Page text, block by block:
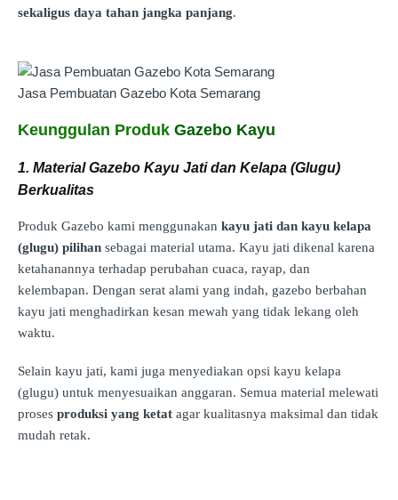
sekaligus daya tahan jangka panjang.
Jasa Pembuatan Gazebo Kota Semarang
Keunggulan Produk Gazebo Kayu
1. Material Gazebo Kayu Jati dan Kelapa (Glugu)
Berkualitas
Produk Gazebo kami menggunakan kayu jati dan kayu kelapa
(glugu) pilihan sebagai material utama. Kayu jati dikenal karena
ketahanannya terhadap perubahan cuaca, rayap, dan
kelembapan. Dengan serat alami yang indah, gazebo berbahan
kayu jati menghadirkan kesan mewah yang tidak lekang oleh
waktu.
Selain kayu jati, kami juga menyediakan opsi kayu kelapa
(glugu) untuk menyesuaikan anggaran. Semua material melewati
proses produksi yang ketat agar kualitasnya maksimal dan tidak
mudah retak.